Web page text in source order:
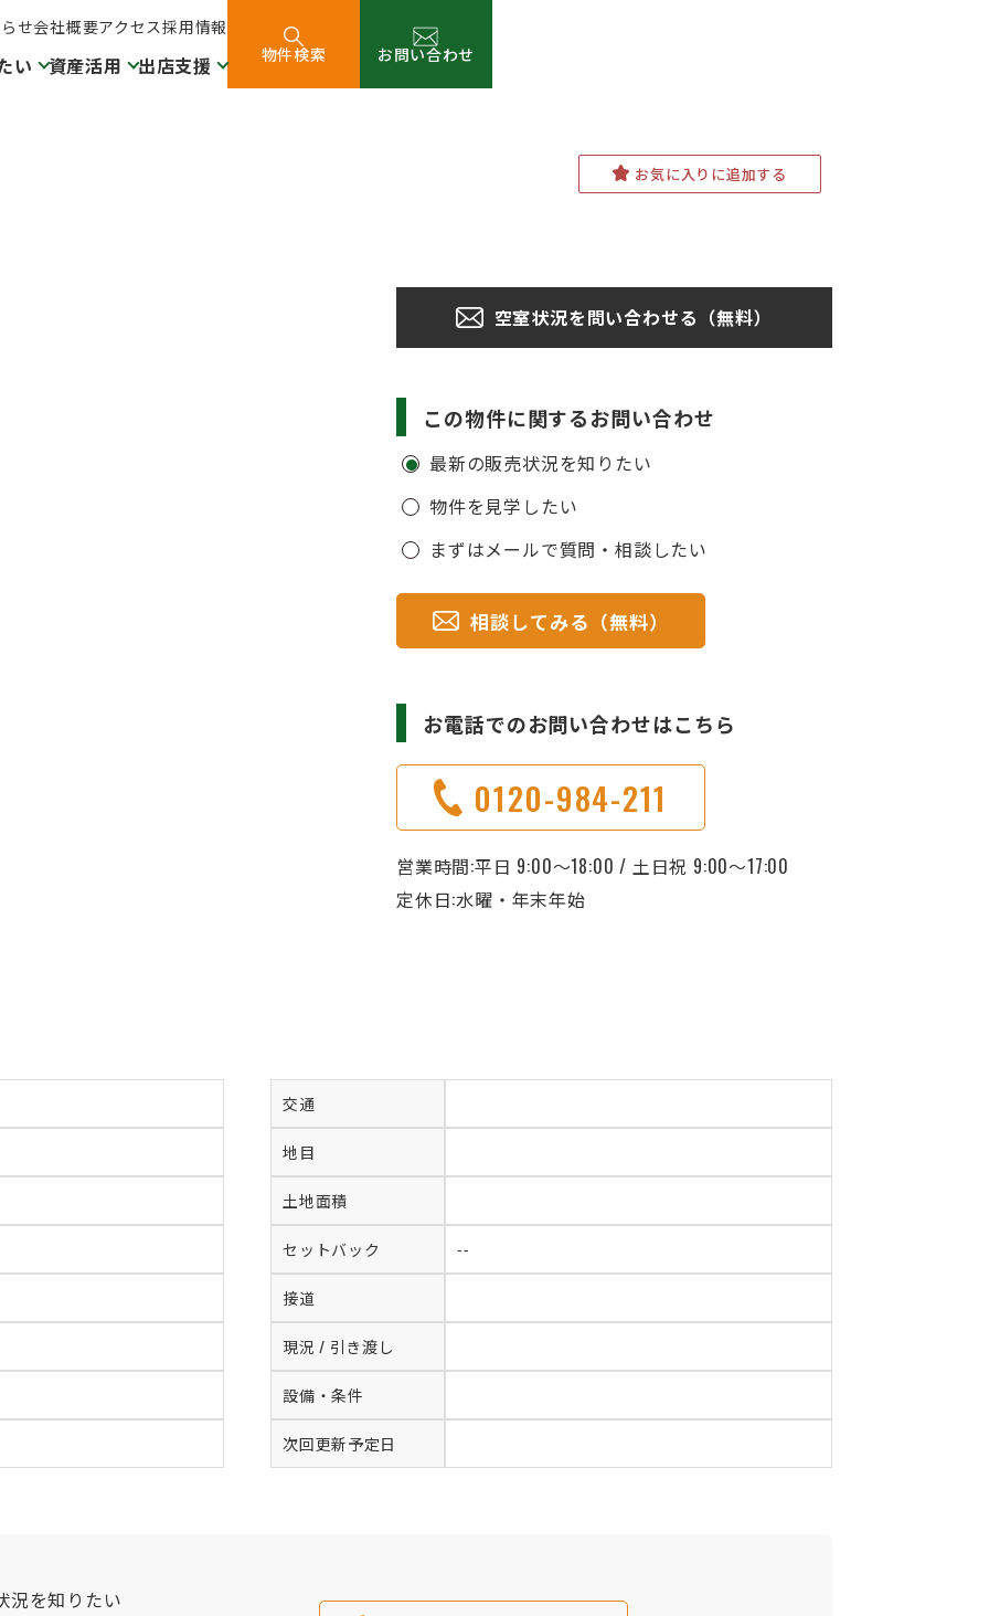
せ会社概要アクセス採用情報
い 資産活用 出店支援 物件検索 お問い合わせ
お気に入りに追加する
空室状況を問い合わせる（無料）
この物件に関するお問い合わせ
最新の販売状況を知りたい
物件を見学したい
まずはメールで質問・相談したい
相談してみる（無料）
お電話でのお問い合わせはこちら
0120-984-211
営業時間:平日 9:00～18:00 / 土日祝 9:00～17:00
定休日:水曜・年末年始
交通
地目
土地面積
セットバック --
接道
現況 / 引き渡し
設備・条件
次回更新予定日
況を知りたい